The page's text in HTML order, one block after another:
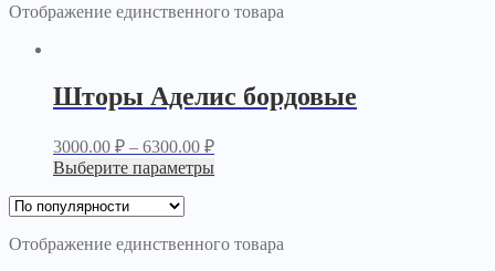
Отображение единственного товара
Шторы Аделис бордовые
3000.00 ₽ – 6300.00 ₽
Выберите параметры
Отображение единственного товара